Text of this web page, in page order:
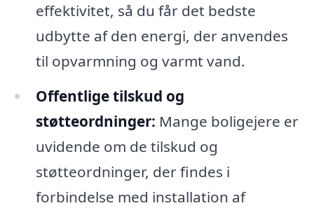
effektivitet, så du får det bedste
udbytte af den energi, der anvendes
til opvarmning og varmt vand.
Offentlige tilskud og
støtteordninger: Mange boligejere er
uvidende om de tilskud og
støtteordninger, der findes i
forbindelse med installation af